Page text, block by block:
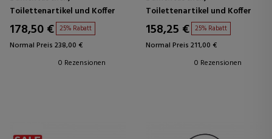
Toilettenartikel und Koffer
178,50 € 25% Rabatt
Normal Preis 238,00 €
0 Rezensionen
Toilettenartikel und Koffer
158,25 € 25% Rabatt
Normal Preis 211,00 €
0 Rezensionen